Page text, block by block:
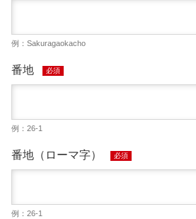
例：Sakuragaokacho
番地 必須
例：26-1
番地（ローマ字） 必須
例：26-1